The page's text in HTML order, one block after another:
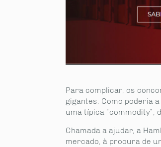
Para complicar, os
gigantes. Como poderia
uma típica “commodity”,
Chamada a ajudar, a
mercado, à procura de